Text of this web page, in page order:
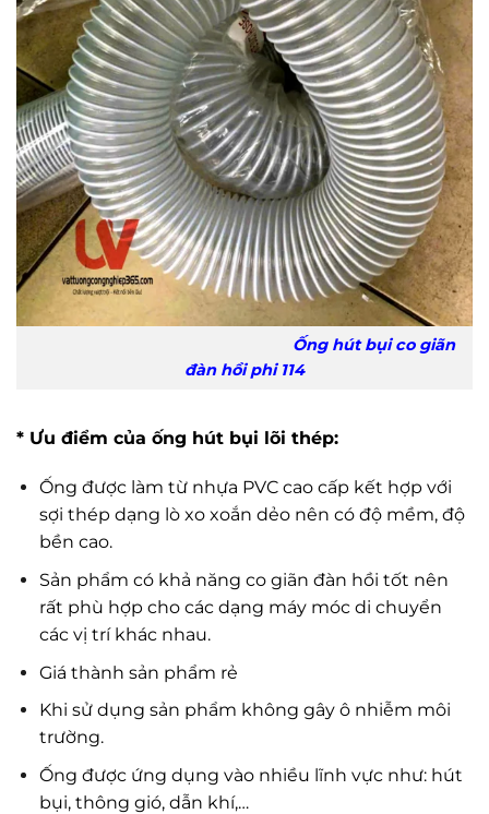
Ống hút bụi co giãn
đàn hồi phi 114
* Ưu điểm của ống hút bụi lõi thép:
Ống được làm từ nhựa PVC cao cấp kết hợp với
sợi thép dạng lò xo xoắn dẻo nên có độ mềm, độ
bền cao.
Sản phẩm có khả năng co giãn đàn hồi tốt nên
rất phù hợp cho các dạng máy móc di chuyển
các vị trí khác nhau.
Giá thành sản phẩm rẻ
Khi sử dụng sản phẩm không gây ô nhiễm môi
trường.
Ống được ứng dụng vào nhiều lĩnh vực như: hút
bụi, thông gió, dẫn khí,…